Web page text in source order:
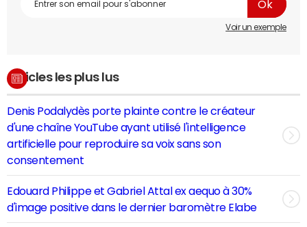
Voir un exemple
Articles les plus lus
Denis Podalydès porte plainte contre le créateur
d'une chaîne YouTube ayant utilisé l'intelligence
artificielle pour reproduire sa voix sans son
consentement
Edouard Philippe et Gabriel Attal ex aequo à 30%
d'image positive dans le dernier baromètre Elabe